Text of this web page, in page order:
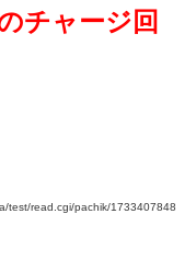
チャージ回
test/read.cgi/pachik/1733407848